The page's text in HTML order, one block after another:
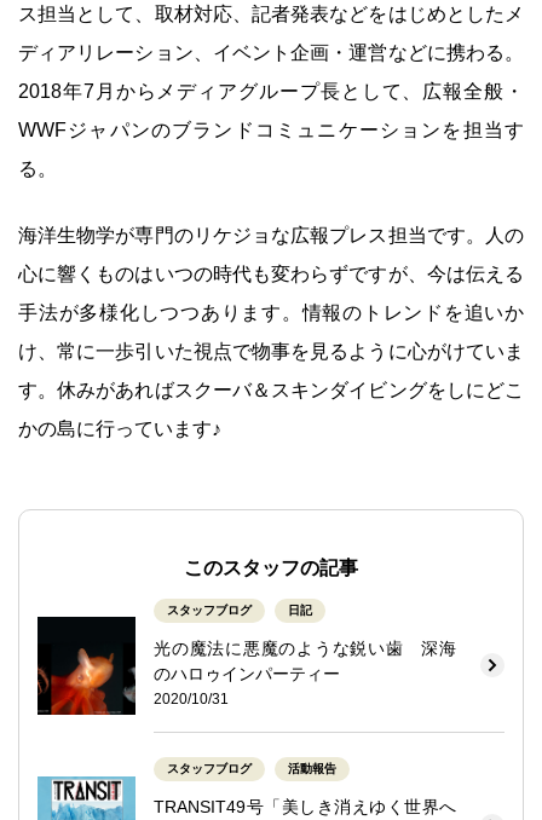
ス担当として、取材対応、記者発表などをはじめとしたメ
ディアリレーション、イベント企画・運営などに携わる。
2018年7月からメディアグループ長として、広報全般・
WWFジャパンのブランドコミュニケーションを担当す
る。
海洋生物学が専門のリケジョな広報プレス担当です。人の
心に響くものはいつの時代も変わらずですが、今は伝える
手法が多様化しつつあります。情報のトレンドを追いか
け、常に一歩引いた視点で物事を見るように心がけていま
す。休みがあればスクーバ＆スキンダイビングをしにどこ
かの島に行っています♪
このスタッフの記事
スタッフブログ 日記
光の魔法に悪魔のような鋭い歯 深海
のハロゥインパーティー
2020/10/31
スタッフブログ 活動報告
TRANSIT49号「美しき消えゆく世界へ